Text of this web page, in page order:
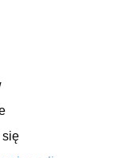
się